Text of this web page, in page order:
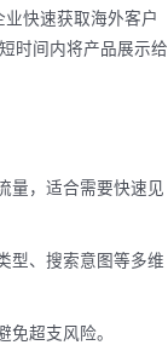
快速获取海外客户
时间内将产品展示给
量，适合需要快速见
型、搜索意图等多维
免超支风险。